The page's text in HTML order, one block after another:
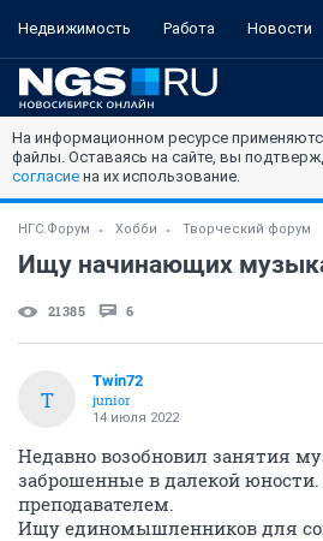
Недвижимость Работа Новости
На информационном ресурсе
файлы. Оставаясь на сайте, вы
согласие на их использование.
НГС.Форум Хобби Творческий форум
Ищу начинающих
21385 6
T
Twin72
junior
14 июля 2022
Недавно возобновил занятия
заброшенные в далекой
преподавателем.
Ищу единомышленников для